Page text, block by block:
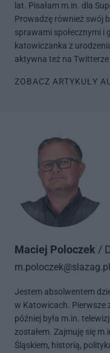
lat. Pisałam m.in. dla
Prowadzę również swój
sprawami społecznymi i
katowiczanka z
aktywna też na Twitterze
ZOBACZ ARTYKUŁY
Maciej Poloczek /
m.poloczek@slazag.pl
Jestem absolwentem
w Katowicach. Pierwsze
później była m.in.
zostałem. Zajmuję się
Śląskiem, historią,